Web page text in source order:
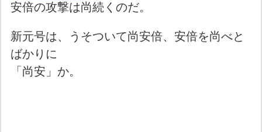
安倍の攻撃は尚続くのだ。
新元号は、うそついて尚安倍、安倍を尚べと
ばかりに
「尚安」か。